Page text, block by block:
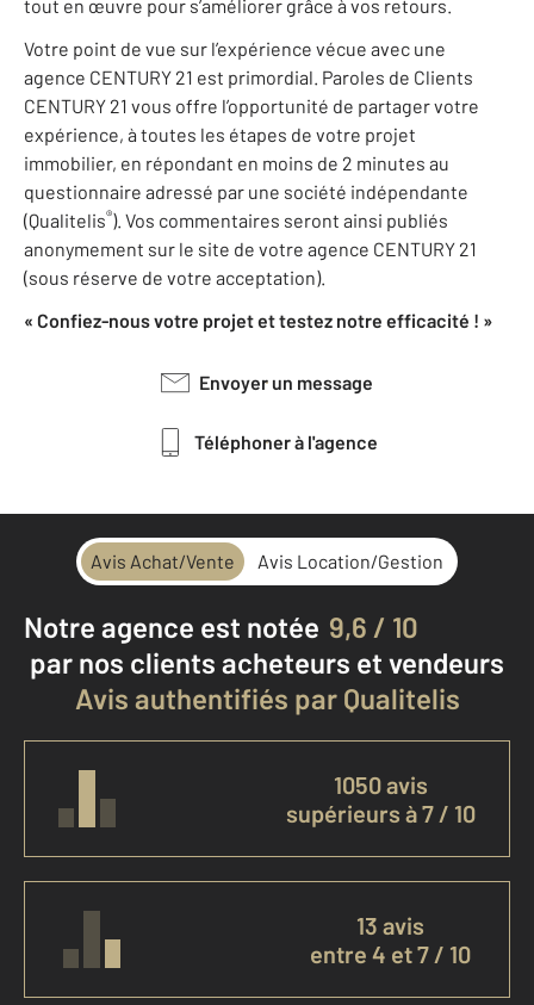
tout en œuvre pour s’améliorer grâce à vos retours.
Votre point de vue sur l’expérience vécue avec une
agence CENTURY 21 est primordial. Paroles de Clients
CENTURY 21 vous offre l’opportunité de partager votre
expérience, à toutes les étapes de votre projet
immobilier, en répondant en moins de 2 minutes au
questionnaire adressé par une société indépendante
(Qualitelis®). Vos commentaires seront ainsi publiés
anonymement sur le site de votre agence CENTURY 21
(sous réserve de votre acceptation).
« Confiez-nous votre projet et testez notre efficacité ! »
Envoyer un message
Téléphoner à l'agence
Avis Achat/Vente Avis Location/Gestion
Notre agence est notée 9,6 / 10
par nos clients acheteurs et vendeurs
Avis authentifiés par Qualitelis
1050 avis
supérieurs à 7 / 10
13 avis
entre 4 et 7 / 10